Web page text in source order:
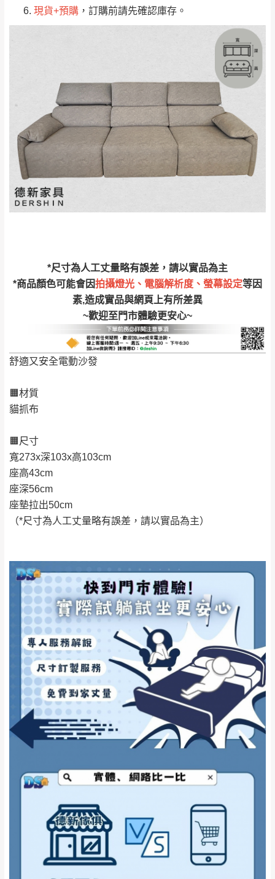
現貨+預購 ，訂購前請先確認庫存。
*尺寸為人工丈量略有誤差，請以實品為主
*商品顏色可能會因拍攝燈光、電腦解析度、螢幕設定等因
素,造成實品與網頁上有所差異
~歡迎至門市體驗更安心~
舒適又安全電動沙發
🟧材質
貓抓布
🟧尺寸
寬273x深103x高103cm
座高43cm
座深56cm
座墊拉出50cm
（*尺寸為人工丈量略有誤差，請以實品為主）
免 運
費
＊A108產品另收運費
無
新北
雙溪、貢寮、烏
來、平溪、九份、
石門、林口 下福
里、新店山區、三
峽山區、石碇、坪
林、福隆、淡水山
區、北投湖山路、
＊A108產品另收運費
$ 9,000以上：免
運費
$ 9,000以下：
NT$500元
＊A108產品另收運費
卓蘭鎮、三灣、通
霄山區、西湖、泰
安鄉、大湖鄉、頭
屋、獅潭鄉
台北市、新北市地區固定每周(三)、(日)兩天收送貨
暫無配送地區
雄、屏東、宜蘭、 花蓮、台東、金門、馬祖、澎湖地區
加收說明
。
。
其它注意事項
本司貨車運送如因路況不佳、天候惡劣、過於偏遠之
山區內等，或收貨地點搬運過於困難等因素，導致無
狀況保有出貨的權利。
保護物流人員的工作安全，賣家無提供吊掛服務，若
支付。
因大型傢俱有組裝、配送的問題，並非一般快速到貨
商品，無法指定特定時間送達，司機當天到貨前皆會
再與您通知，讓您不用整天在家等貨，以免浪費你的
（洽詢方式請搜尋 Line ID →
地區恕無法提供運送 (詳見運送規章)。
苗栗至基隆；其它地區暫不開放，如因特殊
地型限制(山區、鄉、鎮、村)、樓梯太小、無
法搬運上樓等因素，導致無法配送，本公司
保有出貨的權利。
保護物流人員的工作安全，賣家無提供吊掛
服務，若需以吊車或其他的吊掛方式吊運，
費用將由買方自行支付。
因大型傢俱有組裝、配送的問題，並非一般
天在家等貨，以節省您的寶貴時間。
由於百貨公司配送較為不易，故暫無法配送
至百貨公司內部。
若您選擇三聯式或索取兩聯式發票，發票將於商品
完成出貨15個工作天另行寄出，另外約加上2~7個
退換貨說明：
皆由本站負責，所有退回及換貨之商品必須
包裝、廠商紙及所有附隨文件或資料之完整
性)，若未依照上述方式處理，恕無法接受退
電腦螢幕的設定色差或解析度等因素， 與實
際商品的顏色、質感稍有不同，如因此而需
退換貨，需自付來回運費及人資成本，請您
訂購前詳加確認。(包含商品尺寸是否合適)。
訂購前請確認商品尺寸，大型物件因為人工
丈量，難免會有些許誤差值(約正負0.5CM)
詳細尺寸以實品為主。
非因本公司問題而需退換貨，請於收到貨7日
內通知客服人員(Line@ ID：@dershin
，並
須保持商品全新狀態與完整包裝。鑑賞期間
若發生非本司因素致使之汙損破壞，恕無法
台北市、新北市地區固定每周(三)、(日)兩天
收送貨，敬請見諒！
本公司部份商品無維修服務，超過7日鑑賞
期，商品使用年限，因客人使用習慣、居家
環境不同。若屬人為因素導致商品損壞、零
件短缺，則維修、搬運費用，需由消費者自